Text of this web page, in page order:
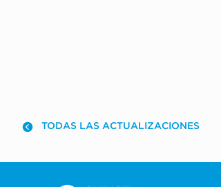
TODAS LAS ACTUALIZACIONES